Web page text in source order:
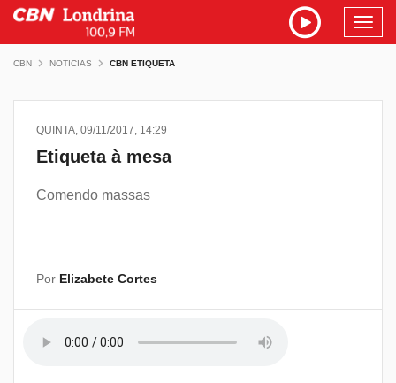
CBN NOTICIAS CBN ETIQUETA
QUINTA, 09/11/2017, 14:29
Etiqueta à mesa
Comendo massas
Por Elizabete Cortes